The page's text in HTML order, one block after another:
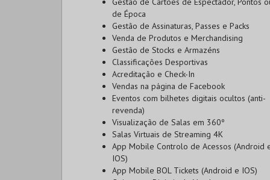
de Época
Gestão de Assinaturas, Passes e Packs
Venda de Produtos e Merchandising
Gestão de Stocks e Armazéns
Classificações Desportivas
Acreditação e Check-In
Vendas na página de Facebook
Eventos com bilhetes digitais ocultos (anti-
revenda)
Visualização de Salas em 360º
Salas Virtuais de Streaming 4K
App Mobile Controlo de Acessos (Android
IOS)
App Mobile BOL Tickets (Android e IOS)